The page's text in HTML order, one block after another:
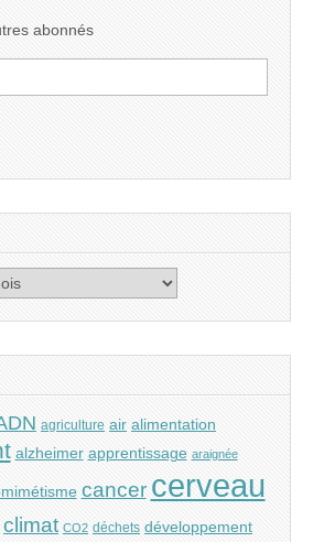
abonnés
agriculture air alimentation
alzheimer apprentissage araignée
cancer cerveau
climat CO2 déchets développement